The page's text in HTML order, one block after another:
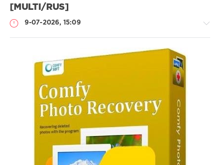
[MULTI/RUS]
9-07-2026, 15:09
Софт
SamDel
цифровые,